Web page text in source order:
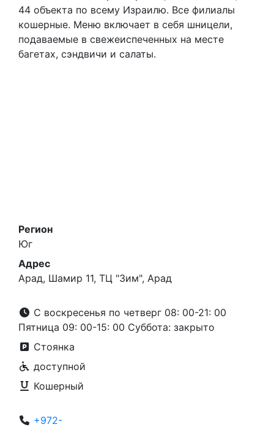
44 объекта по всему Израилю. Все филиалы
кошерные. Меню включает в себя шницели,
подаваемые в свежеиспеченных на месте
багетах, сэндвичи и салаты.
Регион
Юг
Адрес
Арад, Шамир 11, ТЦ "Зим", Арад
С воскресенья по четверг 08: 00-21: 00
Пятница 09: 00-15: 00 Суббота: закрыто
Стоянка
доступной
Кошерный
+972-